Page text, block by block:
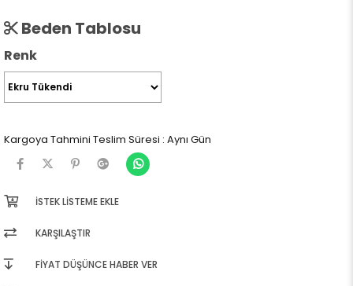
Beden Tablosu
Renk
Kargoya Tahmini Teslim Süresi : Aynı Gün
İSTEK LISTEME EKLE
KARŞILAŞTIR
FIYAT DÜŞÜNCE HABER VER